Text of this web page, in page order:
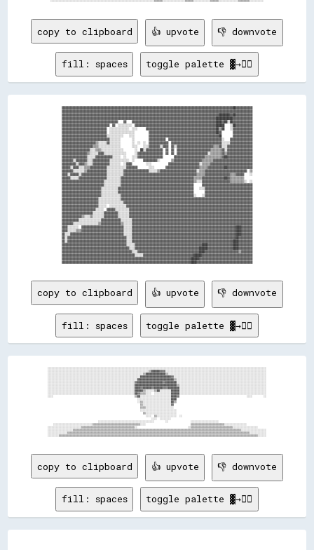
copy to clipboard 👍 upvote 👎 downvote
fill: spaces toggle palette ▓→✊🏽
▓▓▓▓▓▓▓▓▓▓▓▓▓▓▓▓▓▓▓▓▓▓▓▓▓▓▓▓▓▓▓▓▓▓▓▓▓▓▓▓▓▓▓▓▓▓▓▓▓▓▓▓▓▓▓▓▓▓▓▓▓▓▓▓▓▓▓▓▓▓▓▓▓▓▓▓▓▓▓▓▓▓▓▓▓▓▓▓▓▓▓▓▓▓▓▓▓▓▓▓▓▓▓▓▓▓▓▓▓▓▓▓▓▓▓▓▓▓▓▓▓▓██▓▓▓▓▓▓▓▓▓▓▓▓
▓▓▓▓▓▓▓▓▓▓▓▓▓▓▓▓▓▓▓▓▓▓▓▓▓▓▓▓▓▓▓▓▓▓▓▓▓▓▓▓▓▓▓▓▓▓▓▓▓▓▓▓▓▓▓▓▓▓▓▓▓▓▓▓▓▓▓▓▓▓▓▓▓▓▓▓▓▓▓▓▓▓▓▓▓▓▓▓▓▓▓▓▓▓▓▓▓▓▓▓▓▓▓▓▓▓▓▓▓▓▓▓▓▓▓▓▓▓▓▓▓▓▓▓▓▓▓▓▓▓▓▓▓▓▓▓
▓▓▓▓▓▓▓▓▓▓▓▓▓▓▓▓▓▓▓▓▓▓▓▓▓▓▓▓▓▓▓▓▓▓▓▓▓▓▓▓▓▓▓▓▓▓▓▓▓▓▓▓▓▓▓▓▓▓▓▓▓▓▓▓▓▓▓▓▓▓▓▓▓▓▓▓▓▓▓▓▓▓▓▓▓▓▓▓▓▓▓▓▓▓▓▓▓▓▓▓▓▓▓▓▓▓▓▓▓▓▓▓████████▓▓██▓▓▓▓▓▓▓▓▓▓▓▓
▓▓▓▓▓▓▓▓▓▓▓▓▓▓▓▓▓▓▓▓▓▓▓▓▓▓▓▓▓▓▓▓▓▓▓▓▓▓▓▓▓▓▓▓▓▓▓▓▓▓▓▓▓▓▓▓▓▓▓▓▓▓▓▓▓▓▓▓▓▓▓▓▓▓▓▓▓▓▓▓▓▓▓▓▓▓▓▓▓▓▓▓▓▓▓▓▓▓▓▓▓▓▓▓▓▓▓▓▓▓████████████▓▓▓▓▓▓▓▓▓▓▓▓▓▓
▓▓▓▓▓▓▓▓▓▓▓▓▓▓▓▓▓▓▓▓▓▓▓▓▓▓▓▓▓▓▓▓▓▓▓▓▓▓▓▓    ▓▓    ▓▓▓▓▓▓▓▓▓▓▓▓▓▓▓▓▓▓▓▓▓▓▓▓▓▓▓▓▓▓▓▓▓▓▓▓▓▓▓▓▓▓▓▓▓▓▓▓▓▓▓▓▓▓▓▓▓▓▓▓████▓▓██░░██▓▓▓▓▓▓▓▓▓▓▓▓▓▓
▓▓▓▓▓▓▓▓▓▓▓▓▓▓▓▓▓▓▓▓▓▓▓▓▓▓▓▓▓▓▓▓▓▓  ▓▓  ░░░░░░░░░░  ▓▓▓▓▓▓▓▓▓▓▓▓▓▓▓▓▓▓▓▓▓▓▓▓▓▓▓▓▓▓▓▓▓▓▓▓▓▓▓▓▓▓▓▓▓▓▓▓▓▓▓▓▓▓▓▓▓▓██████    ░░██▓▓▓▓▓▓▓▓▓▓▓▓
▓▓▓▓▓▓▓▓▓▓▓▓▓▓▓▓▓▓▓▓▓▓▓▓▓▓▓▓▓▓▓▓  ░░░░░░░░░░░░░░  ░░░░      ▓▓▓▓▓▓▓▓▓▓▓▓▓▓▓▓▓▓▓▓▓▓▓▓▓▓▓▓▓▓▓▓▓▓▓▓▓▓▓▓▓▓▓▓▓▓▓▓▓▓██▒▒██    ░░▓▓▓▓▓▓▓▓▓▓▓▓▓▓
▓▓▓▓▓▓▓▓▓▓▓▓▓▓▓▓▓▓▓▓▓▓▓▓▓▓▓▓▓▓▓▓  ░░░░░░░░░░░░░░░░░░          ▓▓▓▓▓▓▓▓▓▓▓▓▓▓▓▓▓▓▓▓▓▓▓▓▓▓▓▓▓▓▓▓▓▓▓▓▓▓▓▓▓▓▓▓▓▓▓▓██▓▓        ▓▓▓▓▓▓▓▓▓▓▓▓▓▓
▓▓▓▓▓▓▓▓▓▓▓▓▓▓▓▓▓▓▓▓▓▓▓▓▓▓▓▓▓▓▓▓░░░░░░░░░░░░    ░░░░          ▓▓▓▓▓▓▓▓▓▓▓▓▓▓▓▓▓▓▓▓▓▓▓▓▓▓▓▓▓▓▓▓▓▓▓▓▓▓▓▓▓▓▓▓▓▓▓▓▓▓██        ▓▓▓▓▓▓▓▓▓▓▓▓▓▓
▓▓▓▓▓▓▓▓▓▓▓▓▓▓▓▓▓▓▓▓▓▓▓▓▓▓▓▓▓▓▓▓▓▓░░░░░░░░        ░░          ▓▓▓▓▓▓▓▓▓▓▓▓  ▓▓▓▓▓▓▓▓▓▓▓▓▓▓▓▓▓▓▓▓▓▓▓▓▓▓▓▓▓▓▓▓▓▓▓▓▓▓░░    ▓▓▓▓▓▓▓▓▓▓▓▓▓▓▓▓
▓▓▓▓▓▓▓▓▓▓▓▓▓▓▓▓▓▓▓▓▓▓▓▓▒▒░░░░░░▓▓░░░░░░░░        ░░  ░░  ░░  ▓▓▓▓▓▓▓▓▓▓▓▓▓▓  ▓▓▓▓▓▓▓▓▓▓▓▓▓▓▓▓▓▓▓▓▓▓▓▓▓▓▓▓▓▓▓▓▓▓▓▓░░░░░░▓▓▓▓▓▓▓▓▓▓▓▓▓▓▓▓
▓▓▓▓▓▓▓▓▓▓▓▓▓▓▓▓▓▓▓▓▓▓▒▒▒▒░░░░░░░░░░░░░░░░        ░░░░    ░░░░▓▓▓▓▓▓▓▓░░▓▓▓▓  ▓▓░░▓▓▓▓▓▓▓▓▓▓▓▓▓▓▓▓▓▓▓▓▓▓▓▓▓▓▒▒▒▒▓▓░░░░▓▓▓▓▓▓▓▓▓▓▓▓▓▓▓▓▓▓
▓▓▓▓▓▓▓▓▓▓▓▓▓▓▓▓▓▓▓▓░░░░▒▒▒▒░░░░░░░░░░░░░░░░        ░░  ██░░▓▓▓▓▓▓▓▓▓▓▓▓  ▓▓  ▓▓  ▓▓▓▓▓▓▓▓▓▓▓▓▓▓▓▓▓▓▓▓▓▓▓▓▒▒▒▒▒▒▒▒▓▓░░▓▓▓▓▓▓▓▓▓▓▓▓▓▓▓▓▓▓
▓▓▓▓▓▓▓▓▓▓▓▓▓▓▓▓▓▓▒▒░░░░░░▓▓▓▓░░░░░░░░░░░░░░░░      ░░▓▓▓▓▓▓▓▓▓▓▓▓▓▓▓▓▓▓  ▓▓  ▓▓  ▓▓▓▓▓▓▓▓▓▓▓▓▓▓▓▓▓▓▓▓▓▓░░▒▒▒▒▒▒▒▒▓▓▒▒▓▓▓▓▓▓▓▓▓▓▓▓▓▓▓▓▓▓
▓▓▓▓▓▓▓▓▓▓▓▓▓▓▓▓▓▓░░░░░░▓▓▓▓▓▓▓▓▓▓▓▓░░░░░░  ░░    ░░░░▓▓▓▓▓▓▓▓▓▓▓▓▓▓▓▓▓▓        ▓▓▓▓▓▓▓▓▓▓▓▓▓▓▓▓▓▓▓▓▓▓▒▒▒▒▒▒▒▒▒▒▒▒▓▓██▓▓▓▓▓▓▓▓▓▓▓▓▓▓▓▓▓▓
▓▓▓▓▓▓▓▓░░▓▓▓▓▓▓▓▓░░░░▓▓▓▓▓▓▓▓▓▓▓▓░░░░░░░░░░░░░░  ░░      ▓▓▓▓▓▓▓▓▓▓░░        ▒▒▓▓▓▓▓▓▓▓▓▓▓▓▓▓▓▓▓▓▓▓▒▒▒▒▒▒▒▒▓▓▓▓▓▓▓▓▓▓▓▓▓▓▓▓▓▓▓▓▓▓▓▓▓▓▓▓
▓▓▓▓▓▓▓▓▓▓░░▓▓▓▓▒▒░░░░▓▓▓▓▓▓▓▓▓▓▓▓░░░░░░░░  ░░▓▓▓▓          ░░░░            ▓▓▓▓▓▓▓▓▓▓▓▓▓▓▓▓▓▓▓▓▓▓░░▒▒▒▒▒▒▓▓▓▓▓▓▓▓▓▓▓▓▓▓▓▓▓▓▓▓▓▓▓▓▓▓▓▓▓▓
▓▓▓▓▓▓░░▓▓▓▓░░░░▒▒▒▒▓▓▓▓▓▓▓▓▓▓▓▓░░░░░░░░░░░░░░▓▓▓▓▓▓▓▓        ░░░░        ▓▓▓▓▓▓▓▓▓▓▓▓▓▓▓▓▓▓▓▓▓▓▓▓▒▒▒▒▒▒▓▓▓▓▓▓▓▓▓▓▓▓██▓▓▓▓▓▓▓▓▓▓▓▓▓▓▓▓▓▓
▓▓▓▓▓▓▓▓░░░░░░░░▒▒▓▓▓▓▓▓▓▓▓▓▓▓▓▓░░░░░░░░░░░░▓▓▓▓▓▓▓▓▓▓▓▓▓▓▓▓▓▓░░░░░░▒▒▓▓▓▓▓▓▓▓▓▓▓▓▓▓▓▓▓▓▓▓▓▓▓▓▓▓░░▒▒▒▒▓▓▓▓▓▓▓▓▓▓▓▓▓▓▓▓▓▓▓▓▓▓▓▓▓▓▓▓▓▓  ▒▒
▓▓▓▓░░▓▓▓▓▓▓░░▓▓▓▓▓▓▓▓▓▓▓▓▓▓▓▓▓▓░░░░░░░░░░░░▓▓▓▓▓▓▓▓▓▓▓▓▓▓▓▓▓▓▓▓▓▓▓▓▓▓▓▓▓▓▓▓▓▓▓▓▓▓▓▓▓▓▓▓▓▓▓▓▓▓▓▓▒▒▒▒▒▒▓▓▓▓▓▓▓▓▓▓▓▓▓▓▓▓▓▓▒▒▒▒▓▓▓▓▓▓    ░░
▓▓▓▓▓▓░░░░░░▓▓▓▓▓▓▓▓▓▓▓▓▓▓▓▓▓▓▓▓░░░░░░░░░░▓▓▓▓▓▓▓▓▓▓▓▓▓▓▓▓▓▓▓▓▓▓▓▓▓▓▓▓▓▓▓▓▓▓▓▓▓▓▓▓▓▓▓▓▓▓▓▓▓▓▓▓▒▒▒▒▒▒▓▓▓▓▓▓▓▓▓▓▓▓▓▓▓▓██▓▓▒▒▒▒▒▒▒▒▒▒
▓▓▓▓▓▓▓▓▓▓▓▓▓▓▓▓▓▓▓▓▓▓▓▓▓▓▓▓▓▓░░░░░░░░░░░░▓▓▓▓▓▓▓▓▓▓▓▓▓▓▓▓▓▓▓▓▓▓▓▓▓▓▓▓▓▓▓▓▓▓▓▓▓▓▓▓▓▓▓▓▓▓▓▓▓▓▓▓▒▒░░░░▓▓▓▓▓▓▓▓▓▓▓▓▓▓▓▓▓▓▓▓▒▒▒▒▒▒▒▒▒▒░░  ░░
▓▓▓▓▓▓▓▓▓▓▓▓▓▓▓▓▓▓▓▓▓▓▓▓▓▓▓▓▓▓░░░░░░░░░░░░▓▓▓▓▓▓▓▓▓▓▓▓▓▓▓▓▓▓▓▓▓▓▓▓▓▓▓▓▓▓▓▓▓▓▓▓▓▓▓▓▓▓▓▓▓▓▓▓▓▓▓▓      ▓▓▓▓▓▓▓▓▓▓▓▓▓▓▓▓▓▓▓▓▓▓▓▓▓▓▓▓▓▓▓▓▓▓▓▓
▓▓▓▓▓▓▓▓▓▓▓▓▓▓▓▓▓▓▓▓▓▓▓▓▓▓▓▓░░░░░░░░░░░░▓▓▓▓▓▓▓▓▓▓▓▓▓▓▓▓▓▓▓▓▓▓▓▓▓▓▓▓▓▓▓▓▓▓▓▓▓▓▓▓▓▓▓▓▓▓▓▓▓▓▓▓▓▓    ░░░░▓▓▓▓▓▓▓▓▓▓▓▓▓▓▓▓▓▓▓▓▓▓▓▓▓▓▓▓▓▓▓▓▓▓
▓▓▓▓▓▓▓▓▓▓▓▓▓▓▓▓▓▓▓▓▓▓▓▓▓▓▓▓░░░░░░░░░░░░▓▓▓▓▓▓▓▓▓▓▓▓▓▓▓▓▓▓▓▓▓▓▓▓▓▓▓▓▓▓▓▓▓▓▓▓▓▓▓▓▓▓▓▓▓▓▓▓▓▓▓▓▓▓        ▓▓▓▓▓▓▓▓▓▓▓▓▓▓▓▓▓▓▓▓▓▓▓▓▓▓▓▓▓▓▓▓▓▓
▓▓▓▓▓▓▓▓▓▓▓▓▓▓▓▓▓▓▓▓▓▓▓▓▓▓▓▓░░░░░░░░░░░░░░▓▓▓▓▓▓▓▓▓▓▓▓▓▓▓▓▓▓▓▓▓▓▓▓▓▓▓▓▓▓▓▓▓▓▓▓▓▓▓▓▓▓▓▓▓▓▓▓▓▓▓▓░░    ░░▓▓▓▓▓▓▓▓▓▓▓▓▓▓▓▓▓▓▓▓▓▓▓▓▓▓▓▓▓▓▓▓▓▓
▓▓▓▓▓▓▓▓▓▓▓▓▓▓▓▓▓▓▓▓▓▓▓▓▓▓░░░░░░░░░░░░░░░░▓▓▓▓▓▓▓▓▓▓▓▓▓▓▓▓▓▓▓▓▓▓▓▓▓▓▓▓▓▓▓▓▓▓▓▓▓▓▓▓▓▓▓▓▓▓▓▓▓▓▓▓▓▓▓▓▓▓▓▓▓▓▓▓▓▓▓▓▓▓▓▓▓▓▓▓▓▓▓▓▓▓▓▓▓▓▓▓▓▓▓▓▓▓
▓▓▓▓▓▓▓▓▓▓▓▓▓▓▓▓▓▓▓▓▓▓▓▓▓▓░░░░░░░░░░░░░░░░░░▓▓▓▓▓▓▓▓▓▓▓▓▓▓▓▓▓▓▓▓▓▓▓▓▓▓▓▓▓▓▓▓▓▓▓▓▓▓▓▓▓▓▓▓▓▓▓▓▓▓▓▓▓▓▓▓▓▓▓▓▓▓▓▓▓▓▓▓▓▓▓▓▓▓▓▓▓▓▓▓▓▓▓▓▓▓▓▓▓▓▓▓
▓▓▓▓▓▓▓▓▓▓▓▓▓▓▓▓▓▓▓▓▓▓▓▓▓▓░░░░░░  ░░░░░░░░░░░░▓▓▓▓▓▓▓▓▓▓▓▓▓▓▓▓▓▓▓▓▓▓▓▓▓▓▓▓▓▓▓▓▓▓▓▓▓▓▓▓▓▓▓▓▓▓▓▓▓▓▓▓▓▓▓▓▓▓▓▓▓▓▓▓▓▓▓▓▓▓▓▓▓▓▓▓▓▓▓▓▓▓▓▓▓▓▓▓▓▓
▓▓▓▓▓▓▓▓▓▓▓▓▓▓▓▓▓▓▓▓▓▓▓▓░░░░░░  ▓▓▓▓▓▓░░░░░░░░░░▓▓▓▓▓▓▓▓▓▓▓▓▓▓▓▓▓▓▓▓▓▓▓▓▓▓▓▓▓▓▓▓▓▓▓▓▓▓▓▓▓▓▓▓▓▓▓▓▓▓▓▓▓▓▓▓▓▓▓▓▓▓▓▓▓▓▓▓▓▓▓▓▓▓▓▓▓▓▓▓▓▓▓▓▓▓▓▓
▓▓▓▓▓▓▓▓▓▓▓▓▓▓▓▓▓▓▓▓▓▓░░░░░░░░▓▓▓▓▓▓▓▓▓▓░░░░░░░░▓▓▓▓▓▓▓▓▓▓▓▓▓▓▓▓▓▓▓▓▓▓▓▓▓▓▓▓▓▓▓▓▓▓▓▓▓▓▓▓▓▓▓▓▓▓▓▓▓▓▓▓▓▓▓▓▓▓▓▓▓▓▓▓▓▓▓▓▓▓▓▓▓▓▓▓▓▓▓▓▓▓▓▓▓▓▓▓
▓▓▓▓▓▓▓▓▓▓▓▓▓▓▒▒░░░░▒▒░░░░░░░░▓▓▓▓▓▓▓▓▓▓░░░░░░░░▓▓▓▓▓▓▓▓▓▓▓▓▓▓▓▓▓▓▓▓▓▓▓▓▓▓▓▓▓▓▓▓▓▓▓▓▓▓▓▓▓▓▓▓▓▓▓▓▓▓▓▓▓▓▓▓▓▓▓▓▓▓▓▓▓▓▓▓▓▓▓▓▓▓▓▓▓▓▓▓▓▓▓▓▓▓▓▓
▓▓▓▓▓▓▓▓▓▓▓▓░░░░░░░░░░░░░░░░▓▓▓▓▓▓▓▓▓▓▓▓▓▓░░░░░░░░▓▓▓▓▓▓▓▓▓▓▓▓▓▓▓▓▓▓▓▓▓▓▓▓▓▓▓▓▓▓▓▓▓▓▓▓▓▓▓▓▓▓▓▓▓▓▓▓▓▓▓▓▓▓▓▓▓▓▓▓▓▓▓▓▓▓▓▓▓▓▓▓▓▓▓▓▓▓▓▓▓▓▓▓▓▓
▓▓▓▓▓▓▓▓░░░░░░░░░░░░░░░░░░▒▒▓▓▓▓▓▓▓▓▓▓▓▓▓▓▒▒░░░░░░▓▓▓▓▓▓▓▓▓▓▓▓▓▓▓▓▓▓▓▓▓▓▓▓▓▓▓▓▓▓▓▓▓▓▓▓▓▓▓▓▓▓▓▓▓▓▓▓▓▓▓▓▓▓▓▓▓▓▓▓▓▓▓▓▓▓▓▓▓▓▓▓▓▓▓▓▓▓▓▓▓▓▓▓▓▓
▓▓▓▓░░░░░░░░  ▓▓▓▓▓▓▓▓▓▓▓▓▓▓▓▓▓▓▓▓▓▓▓▓▓▓▓▓▓▓░░░░░░▓▓▓▓▓▓▓▓▓▓▓▓▓▓▓▓▓▓▓▓▓▓▓▓▓▓▓▓▓▓▓▓▓▓▓▓▓▓▓▓▓▓▓▓▓▓▓▓▓▓▓▓▓▓▓▓▓▓▓▓▓▓▓▓▓▓▓▓▓▓▓▓▓▓████▓▓▓▓▓▓▓▓
▓▓▓▓░░░░░░▒▒▒▒▓▓▓▓▓▓▓▓▓▓▓▓▓▓▓▓▓▓▓▓▓▓▓▓▓▓▓▓▓▓░░░░░░▓▓▓▓▓▓▓▓▓▓▓▓▓▓▓▓▓▓▓▓▓▓▓▓▓▓▓▓▓▓▓▓▓▓▓▓▓▓▓▓▓▓▓▓▓▓▓▓▓▓▓▓▓▓▓▓▓▓▓▓▓▓▓▓▓▓▓▓▓▓▓▓▓▓████▓▓▓▓▓▓▓▓
▓▓░░░░▓▓▓▓▓▓▓▓▓▓▓▓▓▓▓▓▓▓▓▓▓▓▓▓▓▓▓▓▓▓▓▓▓▓▓▓▓▓░░░░░░▓▓▓▓▓▓▓▓▓▓▓▓▓▓▓▓▓▓▓▓▓▓▓▓▓▓▓▓▓▓▓▓▓▓▓▓▓▓▓▓▓▓▓▓▓▓▓▓▓▓▓▓▓▓▓▓▓▓▓▓▓▓▓▓▓▓▓▓▓▓▓▓▓▓████▓▓▓▓▓▓▓▓
▓▓░░▓▓▓▓▓▓▓▓▓▓▓▓▓▓▓▓▓▓▓▓▓▓▓▓▓▓▓▓▓▓▓▓▓▓▓▓▓▓▓▓▓▓░░░░▓▓▓▓▓▓▓▓▓▓▓▓▓▓▓▓▓▓▓▓▓▓▓▓▓▓▓▓▓▓▓▓▓▓▓▓▓▓▓▓▓▓▓▓▓▓▓▓▓▓▓▓▓▓▓▓▓▓▓▓▓▓▓▓▓▓▓▓▓▓▓▓▓▓██▓▓▓▓▓▓▓▓▓▓
▓▓░░▓▓▓▓▓▓▓▓▓▓▓▓▓▓▓▓▓▓▓▓▓▓▓▓▓▓▓▓▓▓▓▓▓▓▓▓▓▓▓▓▓▓░░░░▓▓▓▓▓▓▓▓▓▓▓▓▓▓▓▓▓▓▓▓▓▓▓▓▓▓▓▓▓▓▓▓▓▓▓▓▓▓▓▓▓▓▓▓▓▓▓▓▓▓▓▓▓▓▓▓▓▓▓▓▓▓▓▓▓▓▓▓▓▓▓▓████▓▓▓▓▓▓▓▓▓▓
▓▓▓▓▓▓▓▓▓▓▓▓▓▓▓▓▓▓▓▓▓▓▓▓▓▓▓▓▓▓▓▓▓▓▓▓▓▓▓▓▓▓▓▓▓▓░░░░░░▓▓▓▓▓▓▓▓▓▓▓▓▓▓▓▓▓▓▓▓▓▓▓▓▓▓▓▓▓▓▓▓▓▓▓▓▓▓▓▓▓▓▓▓▓▓▓▓████▓▓▓▓▓▓▓▓▓▓▓▓▓▓▓▓▓▓████▓▓▓▓▓▓▓▓▓▓
▓▓▓▓▓▓▓▓▓▓▓▓▓▓▓▓▓▓▓▓▓▓▓▓▓▓▓▓▓▓▓▓▓▓▓▓▓▓▓▓▓▓▓▓▓▓▓▓░░░░▓▓▓▓▓▓▓▓▓▓▓▓▓▓▓▓▓▓▓▓▓▓▓▓▓▓▓▓▓▓▓▓▓▓▓▓▓▓▓▓▓▓▓▓▓▓██████▓▓▓▓▓▓▓▓▓▓▓▓▓▓▓▓▓▓████▓▓▓▓▓▓▓▓▓▓
▓▓▓▓▓▓▓▓▓▓▓▓▓▓▓▓▓▓▓▓▓▓▓▓▓▓▓▓▓▓▓▓▓▓▓▓▓▓▓▓▓▓▓▓▓▓▓▓▓▓░░░░▓▓▓▓▓▓▓▓▓▓▓▓▓▓▓▓▓▓▓▓▓▓▓▓▓▓▓▓▓▓▓▓▓▓▓▓▓▓▓▓▓▓▓▓████▓▓▓▓▓▓▓▓▓▓▓▓▓▓▓▓▓▓▓▓▓▓▓▓▒▒▓▓▓▓▓▓▓▓
▓▓▓▓▓▓▓▓▓▓▓▓▓▓▓▓▓▓▓▓▓▓▓▓▓▓▓▓▓▓▓▓▓▓▓▓▓▓▓▓▓▓▓▓▓▓▓▓▓▓▓▓░░░░░░▓▓▓▓▓▓▓▓▓▓▓▓▓▓▓▓▓▓▓▓▓▓▓▓▓▓▓▓▓▓▓▓▓▓▓▓██████▓▓▓▓▓▓▓▓▓▓▓▓▓▓▓▓▓▓▓▓▓▓▓▓▓▓▓▓▓▓▓▓▓▓▓▓
▓▓▓▓▓▓▓▓▓▓▓▓▓▓▓▓▓▓▓▓▓▓▓▓▓▓▓▓▓▓▓▓▓▓▓▓▓▓▓▓▓▓▓▓▓▓▓▓▓▓▓▓▓▓▓▓▓▓▓▓▓▓▓▓▓▓▓▓▓▓▓▓▓▓▓▓▓▓▓▓▓▓▓▓▓▓▓▓▓▓▓▓██████▓▓▓▓▓▓▓▓▓▓▓▓▓▓▓▓▓▓▓▓▓▓▓▓▓▓▓▓▓▓▓▓▓▓▓▓▓▓
copy to clipboard 👍 upvote 👎 downvote
fill: spaces toggle palette ▓→✊🏽
░░░░░░░░░░░░░░░░░░░░░░░░░░░░░░░░░░░░░░░░░░░░░░░░░░░░░░░░░░░░░░░░░░░░░░░░▒▒██████▓▓▓▓░░░░░░░░░░░░░░░░░░░░░░░░░░░░░░░░░░░░░░░░░░░░░░░░░░░░░░░░░░░░░░░░░░░░░░░░
░░░░░░░░░░░░░░░░░░░░░░░░░░░░░░░░░░░░░░░░░░░░░░░░░░░░░░░░░░░░░░░░░░░░▒▒██████████████▒▒░░░░░░░░░░░░░░░░░░░░░░░░░░░░░░░░░░░░░░░░░░░░░░░░░░░░░░░░░░░░░░░░░░░░░░
░░░░░░░░░░░░░░░░░░░░░░░░░░░░░░░░░░░░░░░░░░░░░░░░░░░░░░░░░░░░░░░░░░██████████████████████▓▓░░░░░░░░░░░░░░░░░░░░░░░░░░░░░░░░░░░░░░░░░░░░░░░░░░░░░░░░░░░░░░░░░░
░░░░░░░░░░░░░░░░░░░░░░░░░░░░░░░░░░░░░░░░░░░░░░░░░░░░░░░░░░░░░░░░██████████████████████████▒▒░░░░░░░░░░░░░░░░░░░░░░░░░░░░░░░░░░░░░░░░░░░░░░░░░░░░░░░░░░░░░░░░
░░░░░░░░░░░░░░░░░░░░░░░░░░░░░░░░░░░░░░░░░░░░░░░░░░░░░░░░░░░░░░▓▓██████████████████▓▓████████░░░░░░░░░░░░░░░░░░░░░░░░░░░░░░░░░░░░░░░░░░░░░░░░░░░░░░░░░░░░░░░░
░░░░░░░░░░░░░░░░░░░░░░░░░░░░░░░░░░░░░░░░░░░░░░░░░░░░░░░░░░░░░░██████████████████████████████▒▒░░░░░░░░░░░░░░░░░░░░░░░░░░░░░░░░░░░░░░░░░░░░░░░░░░░░░░░░░░░░░░
░░░░░░░░░░░░░░░░░░░░░░░░░░░░░░░░░░░░░░░░░░░░░░░░░░░░░░░░░░░░░░████▓▓██████▓▓██████▓▓▓▓████████░░░░░░░░░░░░░░░░░░░░░░░░░░░░░░░░░░░░░░░░░░░░░░░░░░░░░░░░░░░░░░
░░░░░░░░░░░░░░░░░░░░░░░░░░░░░░░░░░░░░░░░░░░░░░░░░░░░░░░░░░░░░░██████▒▒░░░░░░▒▒██░░░░░░░░██████░░░░░░░░░░░░░░░░░░░░░░░░░░░░░░░░░░░░░░░░░░░░░░░░░░░░░░░░░░░░░░
░░░░░░░░░░░░░░░░░░░░░░░░░░░░░░░░░░░░░░░░░░░░░░░░░░░░░░░░░░░░░░██▓▓▒▒▒▒░░░░  ░░░░░░░░░░░░██████░░░░░░░░░░░░░░░░░░░░░░░░░░░░░░░░░░░░░░░░░░░░░░░░░░░░░░░░░░░░░░
░░░░                                                          ▒▒██░░░░░░░░░░░░░░░░░░░░░░████▓▓                                                ░░░░        ░░
                                                                ░░░░░░░░░░░░░░░░░░░░░░░░████
                                                                ░░▒▒░░░░░░░░░░░░░░░░░░░░██▒▒
                                                                  ▒▒░░░░░░░░░░░░░░░░░░░░▓▓
copy to clipboard 👍 upvote 👎 downvote
fill: spaces toggle palette ▓→✊🏽